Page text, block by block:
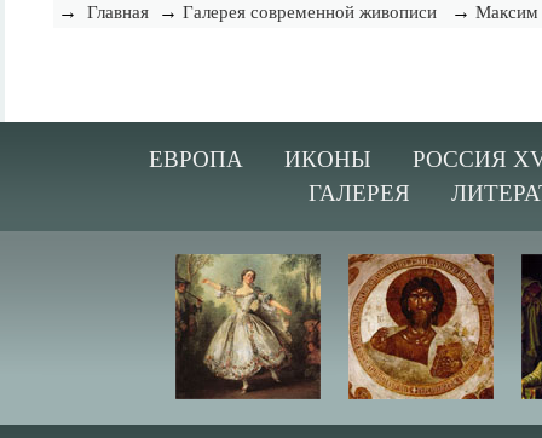
→ Главная → Галерея современной живописи →
ЕВРОПА ИКОНЫ
РОССИЯ
ГАЛЕРЕЯ